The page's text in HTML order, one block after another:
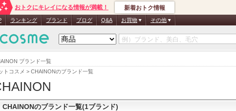
ブランド一覧
トコスメ > CHAINONのブランド一覧
おトクにキレイになる情報が満載！ 新着おトク情報
ランキング ブランド ブログ Q&A お買物 その他
CHAINONのブランド一覧(1ブランド)